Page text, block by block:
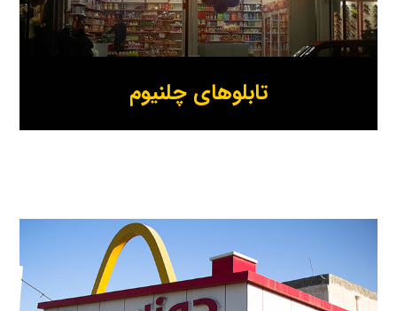
تابلوهای چلنیوم